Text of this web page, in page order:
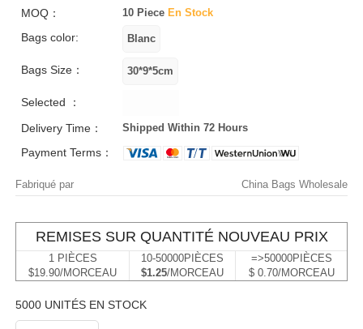
MOQ： 10 Piece En Stock
Bags color:
Bags Size：
Selected ：
Delivery Time：
Shipped Within 72 Hours
Payment Terms：
Fabriqué par China Bags Wholesale
REMISES SUR QUANTITÉ NOUVEAU PRIX
1 PIÈCES
$19.90/MORCEAU
10-50000PIÈCES
$1.25/MORCEAU
=>50000PIÈCES
$ 0.70/MORCEAU
5000 UNITÉS EN STOCK